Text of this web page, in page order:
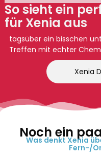
So sieht ein
für Xenia aus
tagsüber ein bisschen
Treffen mit echter
Xenia
Noch ein
Was denkt Xenia
Fern-/